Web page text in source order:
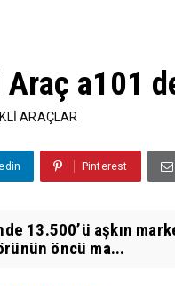
a101
ARAÇLAR
Pinterest
13.500’ü aşkın
öncü ma...